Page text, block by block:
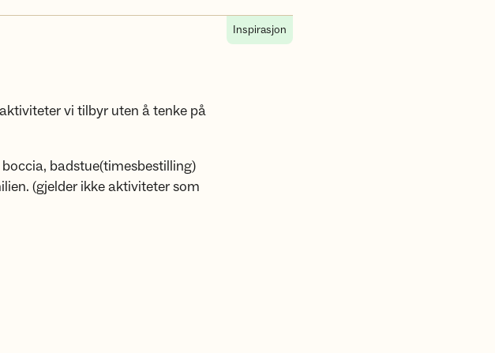
Inspirasjon
vi tilbyr uten å tenke på
badstue(timesbestilling)
(gjelder ikke aktiviteter som